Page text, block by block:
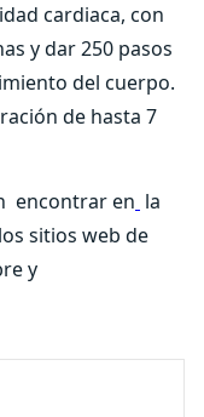
cardiaca, con
y dar 250 pasos
del cuerpo.
de hasta 7
encontrar en la
sitios web de
y